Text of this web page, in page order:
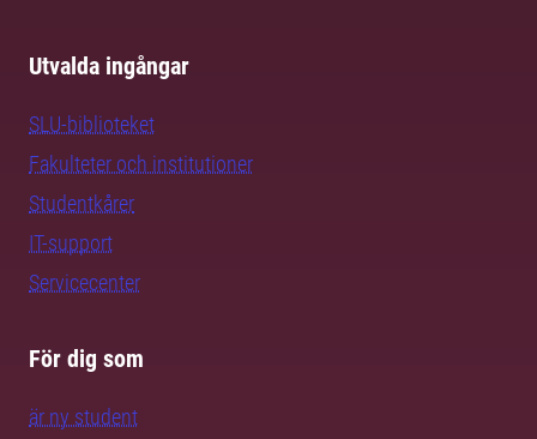
Utvalda ingångar
SLU-biblioteket
Fakulteter och institutioner
Studentkårer
IT-support
Servicecenter
För dig som
är ny student